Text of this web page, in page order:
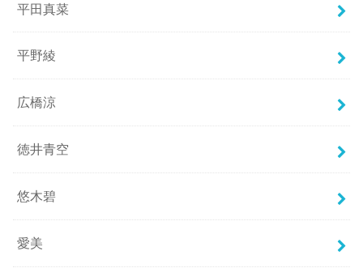
平田真菜
平野綾
広橋涼
徳井青空
悠木碧
愛美